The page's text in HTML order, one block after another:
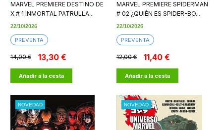
MARVEL PREMIERE DESTINO DE
X # 1 INMORTAL PATRULLA...
22/10/2026
PREVENTA
14,00 € 13,30 €
Añadir a la cesta
MARVEL PREMIERE SPIDERMAN
# 02 ¿QUIÉN ES SPIDER-BO...
22/10/2026
PREVENTA
12,00 € 11,40 €
Añadir a la cesta
NOVEDAD NOVEDAD